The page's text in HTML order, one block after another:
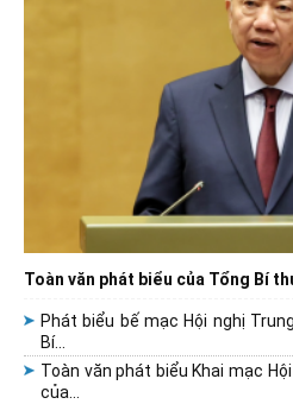
Toàn văn phát biểu của Tổng Bí
Phát biểu bế mạc Hội nghị
Bí...
Toàn văn phát biểu Khai mạc
của...